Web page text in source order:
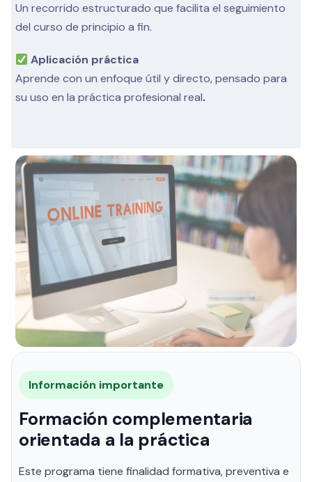
Un recorrido estructurado que facilita el seguimiento
del curso de principio a fin.
Aplicación práctica
Aprende con un enfoque útil y directo, pensado para
su uso en la práctica profesional real.
Información importante
Formación complementaria
orientada a la práctica
Este programa tiene finalidad formativa, preventiva e